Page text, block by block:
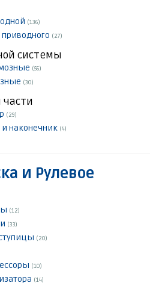
(136)
(27)
системы
(56)
(30)
части
(29)
и наконечник (4)
и Рулевое
(12)
(33)
(20)
(10)
(14)